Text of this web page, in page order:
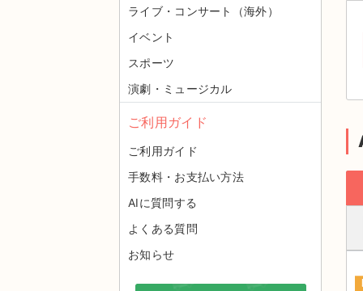
ライブ・コンサート（海外）
イベント
スポーツ
演劇・ミュージカル
ご利用ガイド
ご利用ガイド
手数料・お支払い方法
AIに質問する
よくある質問
お知らせ